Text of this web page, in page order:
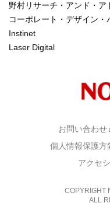
野村リサーチ・アンド・ア
コーポレート・デザイン・
Instinet
Laser Digital
お問い合わせ
個人情報保護方
アクセ
COPYRIGHT
ALL